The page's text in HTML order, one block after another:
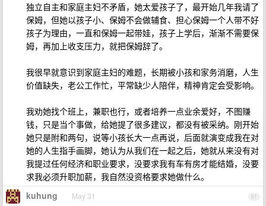
独立自主和家庭主妇不矛盾，她太爱孩子了，最开始几年我请了
保姆，但她以孩子小、保姆不会做辅食、担心保姆一个人带不好
孩子为理由，一直和保姆一起带娃，孩子上学后，渐渐不需要保
姆，再加上收支压力，就把保姆辞了。
我很早就意识到家庭主妇的难题，长期被小孩和家务消磨，人生
价值缺失，老公工作忙，平常缺少人陪伴，精神肯定会受影响。
我劝她找个班上，兼职也行，或者培养一点业余爱好，不图赚
钱，只是当个事做，给她提了很多建议，都没有被采纳。刚开始
她只是附和两句，说等小孩长大一点再说，后面就演变成我在对
她的人生指手画脚，她认为从我们在一起之后，她就从来没有对
我提过任何经济和职业要求，没要求我有车有房才能结婚，没要
求我必须升职加薪，我自然没资格要求她做什么。
61
kuhung May 31